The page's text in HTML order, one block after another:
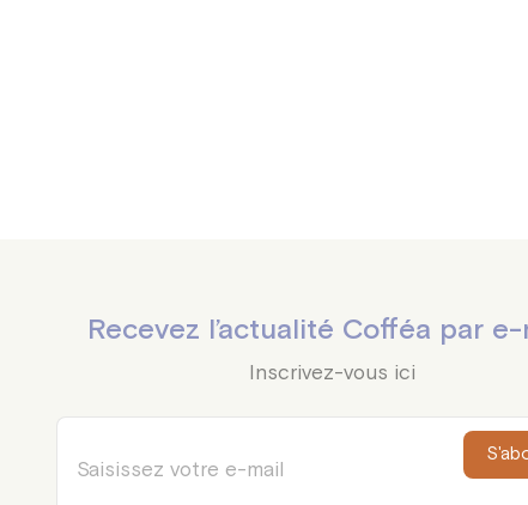
Recevez l’actualité Cofféa par
Inscrivez-vous ici